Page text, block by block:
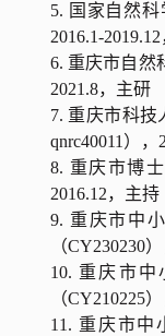
5. 国家自然
2016.1-
6. 重庆市自然
2021.8，主研
7. 重庆市科技
qnrc40011），
8. 重庆市博
2016.12，主持
9. 重庆市中
（CY230230
10. 重庆市
（CY210225
11. 重庆市